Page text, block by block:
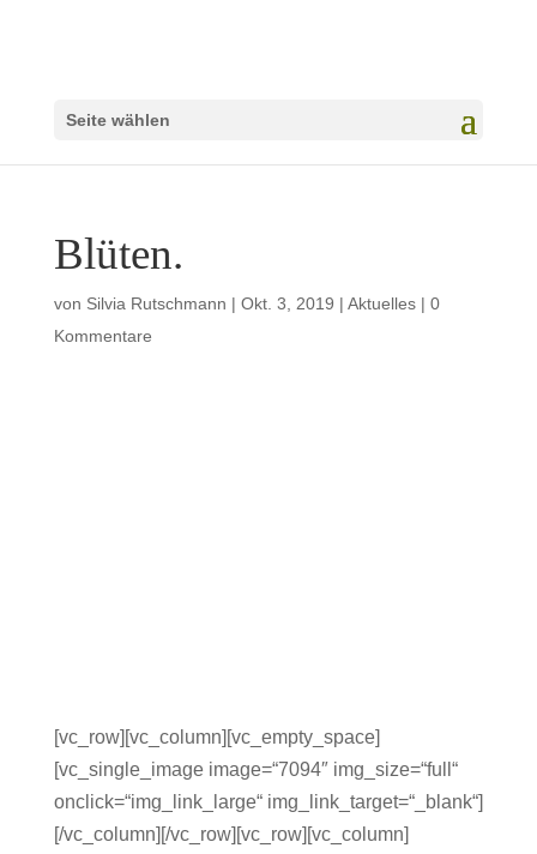
Seite wählen
Blüten.
von Silvia Rutschmann | Okt. 3, 2019 | Aktuelles| 0
Kommentare
[vc_row][vc_column][vc_empty_space]
[vc_single_image image=“7094″ img_size=“full“
onclick=“img_link_large“ img_link_target=“_blank“]
[/vc_column][/vc_row][vc_row][vc_column]